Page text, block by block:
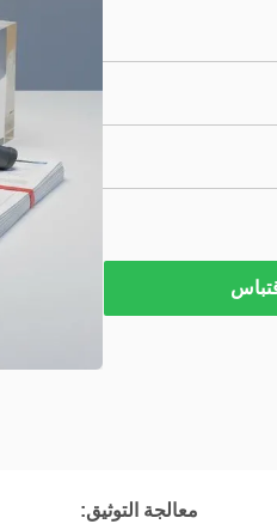
معالجة التوثيق: